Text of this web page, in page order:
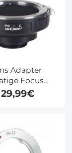
Adapter
Focus
Pentax K
C Camera
29,99€